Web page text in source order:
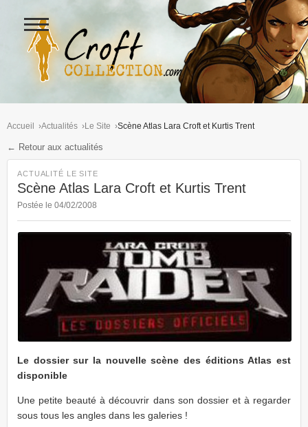
Figurines Lara Croft et
Ouvrir
le
menu
Accueil Actualités Le Site Scène Atlas Lara Croft et Kurtis Trent
← Retour aux actualités
ACTUALITÉ LE SITE
Scène Atlas Lara Croft et Kurtis Trent
Postée le 04/02/2008
Le dossier sur la nouvelle scène des éditions Atlas est
disponible
Une petite beauté à découvrir dans son dossier et à regarder
sous tous les angles dans les galeries !